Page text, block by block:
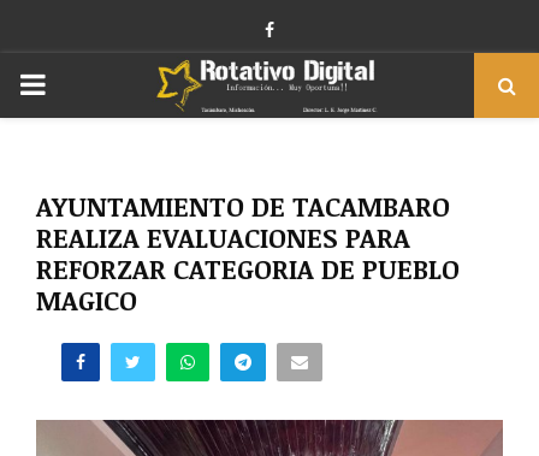
Facebook
PRIMARY
AYUNTAMIENTO DE TACAMBARO
REALIZA EVALUACIONES PARA
REFORZAR CATEGORIA DE PUEBLO
MAGICO